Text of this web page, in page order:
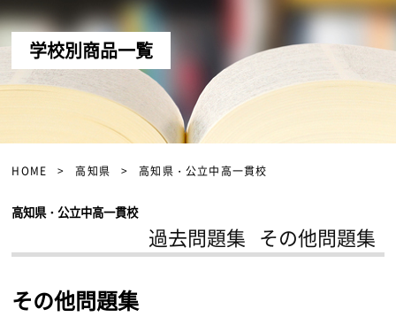
学校別商品一覧
HOME 高知県 高知県・公立中高一貫校
高知県・公立中高一貫校
過去問題集 その他問題集
その他問題集